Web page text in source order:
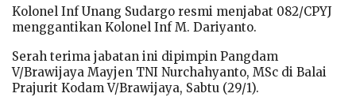
Kolonel Inf Unang Sudargo resmi menjabat 082/CPYJ
menggantikan Kolonel Inf M. Dariyanto.
Serah terima jabatan ini dipimpin Pangdam
V/Brawijaya Mayjen TNI Nurchahyanto, MSc di Balai
Prajurit Kodam V/Brawijaya, Sabtu (29/1).